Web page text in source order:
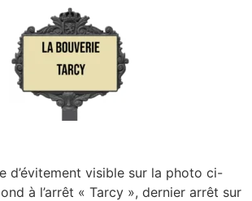
d’évitement visible sur la photo ci-
à l’arrêt « Tarcy », dernier arrêt sur